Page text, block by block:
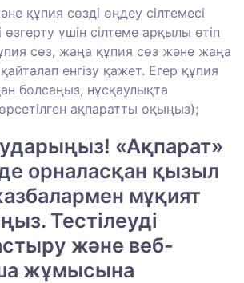
құпия сөзді өңдеу сілтемесі
өзгерту үшін сілтеме арқылы өтіп
сөз, жаңа құпия сөз және жаңа
енгізу қажет. Егер құпия
болсаңыз, нұсқаулықта
ақпаратты оқыңыз);
«Ақпарат»
орналасқан қызыл
мұқият
Тестілеуді
және веб-
жұмысына